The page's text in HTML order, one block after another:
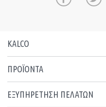
KALCO
ΠΡΟΪΟΝΤΑ
ΕΞΥΠΗΡΕΤΗΣΗ ΠΕΛΑΤΩΝ